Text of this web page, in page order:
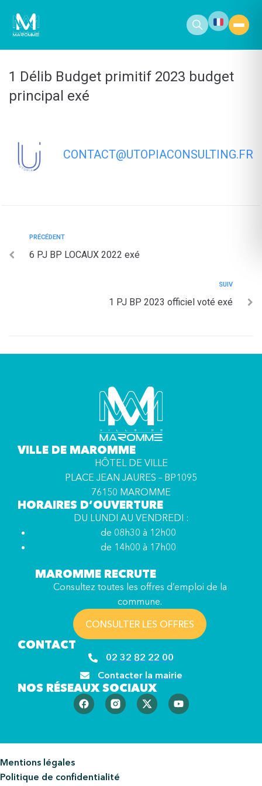
principal
1 Délib Budget primitif 2023 budget
principal exé
CONTACT@UTOPIACONSULTING.FR
PRÉCÉDENT
6 PJ BP LOCAUX 2022 exé
SUIV
1 PJ BP 2023 officiel voté exé
VILLE DE MAROMME
HÔTEL DE VILLE
PLACE JEAN JAURES – BP1095
76150 MAROMME
HORAIRES D’OUVERTURE
DU LUNDI AU VENDREDI :
de 08h30 à 12h00
de 14h00 à 17h00
MAROMME RECRUTE
Consultez toutes les offres d’emploi de la
commune.
CONSULTER LES OFFRES
CONTACT
02 32 82 22 00
Contacter la mairie
NOS RÉSEAUX SOCIAUX
Mentions légales
Politique de confidentialité